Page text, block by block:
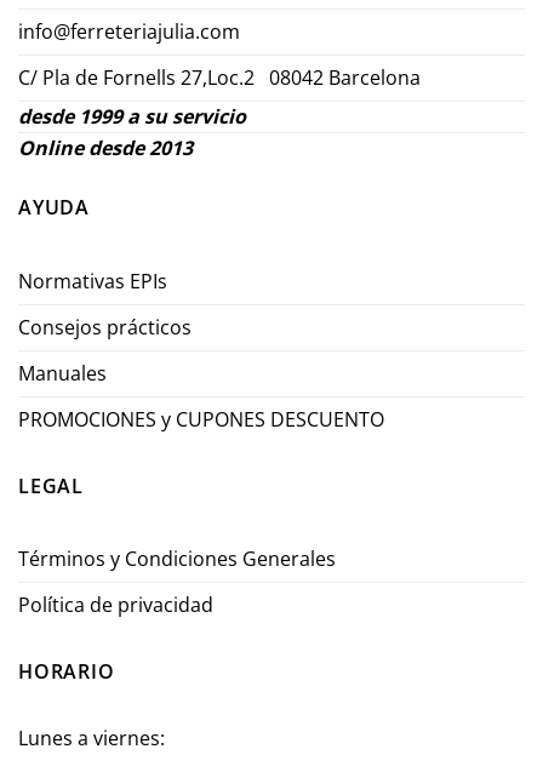
info@ferreteriajulia.com
C/ Pla de Fornells 27,Loc.2 08042 Barcelona
desde 1999 a su servicio
Online desde 2013
AYUDA
Normativas EPIs
Consejos prácticos
Manuales
PROMOCIONES y CUPONES DESCUENTO
LEGAL
Términos y Condiciones Generales
Política de privacidad
HORARIO
Lunes a viernes: